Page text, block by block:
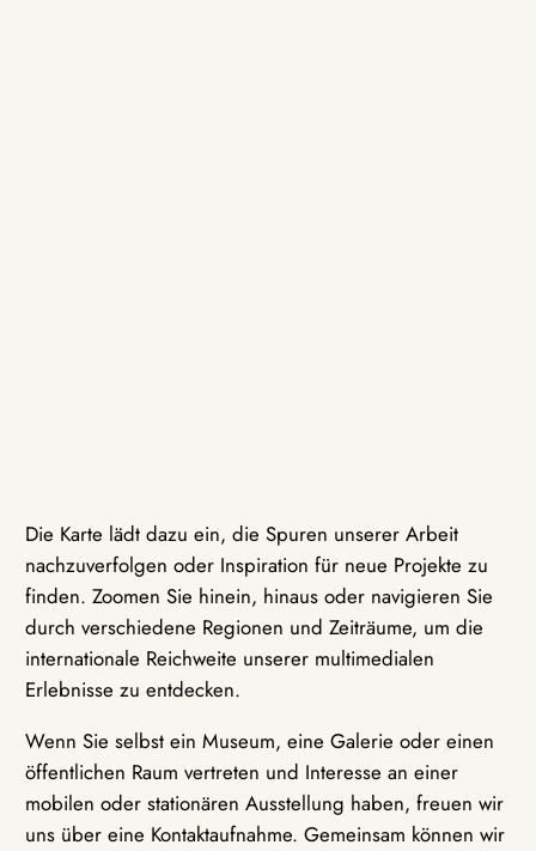
Die Karte lädt dazu ein, die Spuren unserer Arbeit
nachzuverfolgen oder Inspiration für neue Projekte zu
finden. Zoomen Sie hinein, hinaus oder navigieren Sie
durch verschiedene Regionen und Zeiträume, um die
internationale Reichweite unserer multimedialen
Erlebnisse zu entdecken.
Wenn Sie selbst ein Museum, eine Galerie oder einen
öffentlichen Raum vertreten und Interesse an einer
mobilen oder stationären Ausstellung haben, freuen wir
uns über eine Kontaktaufnahme. Gemeinsam können wir